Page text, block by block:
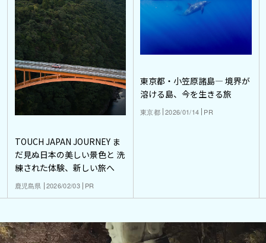
TOUCH JAPAN JOURNEY ま
だ見ぬ日本の美しい景色と 洗
練された体験、新しい旅へ
鹿児島県 2026/02/03 PR
東京都・小笠原諸島― 境界が
溶ける島、今を生きる旅
東京都 2026/01/14 PR